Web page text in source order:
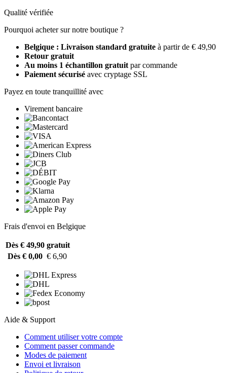
Qualité vérifiée
Pourquoi acheter sur notre boutique ?
Belgique : Livraison standard gratuite à partir de € 49,90
Retour gratuit
Au moins 1 échantillon gratuit par commande
Paiement sécurisé avec cryptage SSL
Payez en toute tranquillité avec
Virement bancaire
Frais d'envoi en Belgique
Dès € 49,90 gratuit
Dès € 0,00 € 6,90
Aide & Support
Comment utiliser votre compte
Comment passer commande
Modes de paiement
Envoi et livraison